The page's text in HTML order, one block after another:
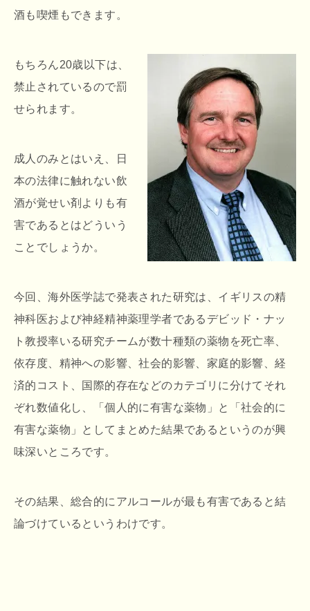
酒も喫煙もできます。
もちろん20歳以下は、
禁止されているので罰
せられます。
成人のみとはいえ、日
本の法律に触れない飲
酒が覚せい剤よりも有
害であるとはどういう
ことでしょうか。
今回、海外医学誌で発表された研究は、イギリスの精
神科医および神経精神薬理学者であるデビッド・ナッ
ト教授率いる研究チームが数十種類の薬物を死亡率、
依存度、精神への影響、社会的影響、家庭的影響、経
済的コスト、国際的存在などのカテゴリに分けてそれ
ぞれ数値化し、「個人的に有害な薬物」と「社会的に
有害な薬物」としてまとめた結果であるというのが興
味深いところです。
その結果、総合的にアルコールが最も有害であると結
論づけているというわけです。